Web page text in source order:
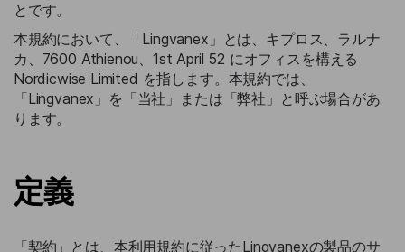
とです。
本規約において、「Lingvanex」とは、キプロス、ラルナ
カ、7600 Athienou、1st April 52 にオフィスを構える
Nordicwise Limited を指します。本規約では、
「Lingvanex」を「当社」または「弊社」と呼ぶ場合があ
ります。
定義
「契約」とは、本利用規約に従ったLingvanexの製品のサ